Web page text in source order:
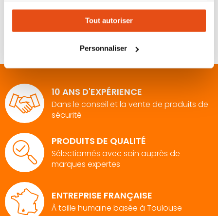
expérience personnalisée sur notre site. Vous pouvez
changer votre choix à n'importe quel moment. Refuser
tous les cookies peut limiter certaines fonctionnalités.
Tout autoriser
Personnaliser
d’information
Non
10 ANS D'EXPÉRIENCE
Dans le conseil et la vente de produits de
sécurité
PRODUITS DE QUALITÉ
Sélectionnés avec soin auprès de
marques expertes
ENTREPRISE FRANÇAISE
À taille humaine basée à Toulouse